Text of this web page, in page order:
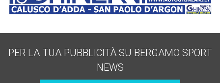
PER LA TUA PUBBLICITÀ SU BERGAMO SPORT
NEWS